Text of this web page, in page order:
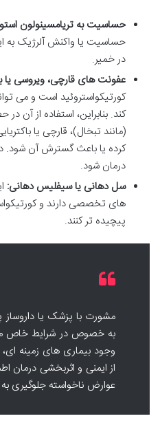
حساسیت به تریامسینولون
حساسیت یا واکنش آلرژیک به
در خمیر.
عفونت های قارچی، ویروسی یا
کورتیکواستروئید است و می
کند. بنابراین، استفاده از آن
(مانند تبخال)، قارچی یا
کرده یا باعث گسترش آن شود. در
درمان شود.
سل دهانی یا سیفلیس دهانی:
های تخصصی دارند و
پیچیده تر کنند.
مشورت با پزشک یا
به خصوص در شرایط خاص
وجود بیماری های زمینه
از ایمنی و اثربخشی درمان
عوارض ناخواسته جلوگیری